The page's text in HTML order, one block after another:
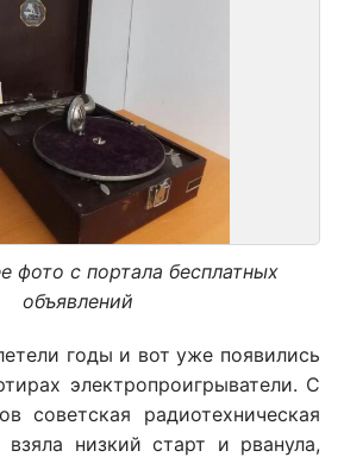
фото с портала бесплатных
объявлений
годы и вот уже появились
электропроигрыватели. С
советская радиотехническая
низкий старт и рванула,